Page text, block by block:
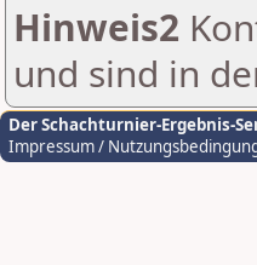
Hinweis2
und sind in
Der Schachturnier-Ergebnis-
Impressum /